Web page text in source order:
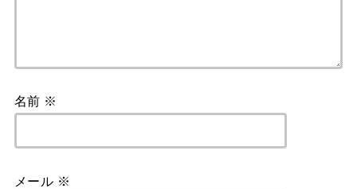
名前 ※
メール ※